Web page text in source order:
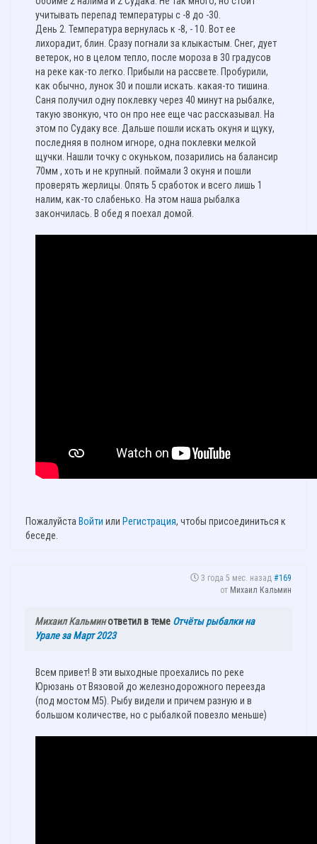
учитывать перепад температуры с -8 до -30.
День 2. Температура вернулась к -8, - 10. Вот ее
лихорадит, блин. Сразу погнали за клыкастым. Снег, дует
ветерок, но в целом тепло, после мороза в 30 градусов
на реке как-то легко. Прибыли на рассвете. Пробурили,
как обычно, лунок 30 и пошли искать. какая-то тишина.
Саня получил одну поклевку через 40 минут на рыбалке,
такую звонкую, что он про нее еще час рассказывал. На
этом по Судаку все. Дальше пошли искать окуня и щуку,
последняя в полном игноре, одна поклевки мелкой
щучки. Нашли точку с окуньком, позарились на балансир
70мм , хоть и не крупный. поймали 3 окуня и пошли
проверять жерлицы. Опять 5 сработок и всего лишь 1
налим, как-то слабенько. На этом наша рыбалка
закончилась. В обед я поехал домой.
Пожалуйста Войти или Регистрация, чтобы присоединиться к
беседе.
3 года 5 мес. назад #169
от Михаил Кальмин
Михаил Кальминответил в теме Отчёты рыбалки на
Урале за Март 2023
Всем привет! В эти выходные проехались по реке
Юрюзань от Вязовой до железнодорожного переезда
(под мостом М5). Рыбу видели и причем разную и в
большом количестве, но с рыбалкой повезло меньше)